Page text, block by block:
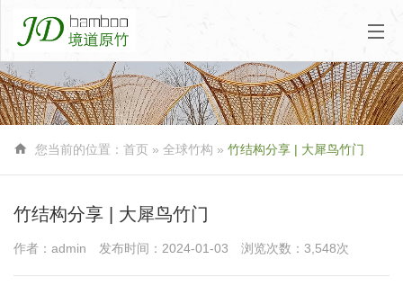
 您当前的位置： 首页 » 全球竹构 » 竹结构分享 | 大犀鸟竹门
竹结构分享 | 大犀鸟竹门
作者：admin 发布时间：2024-01-03 浏览次数：3,548次